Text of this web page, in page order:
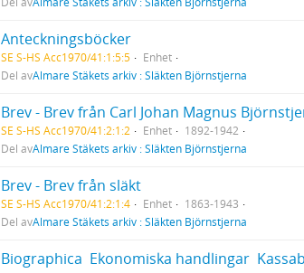
Anteckningsböcker
SE S-HS Acc1970/41:1:5:5
Enhet
Del avAlmare Stäkets arkiv : Släkten Björnstjerna
Brev - Brev från Carl Johan Magnus
SE S-HS Acc1970/41:2:1:2 Enhet
1892-1942
Del avAlmare Stäkets arkiv : Släkten Björnstjerna
Brev - Brev från släkt
SE S-HS Acc1970/41:2:1:4 Enhet
1863-1943
Del avAlmare Stäkets arkiv : Släkten Björnstjerna
Biographica  Ekonomiska handlingar 